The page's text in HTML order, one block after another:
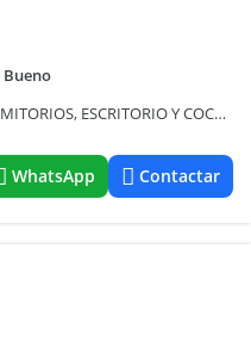
Bueno
CASA EN VENTA EN RIVADAVIA 3 DORMITORIOS, ESCRITORIO Y COCHERA PARA 2 VEHICULOS
WhatsApp Contactar